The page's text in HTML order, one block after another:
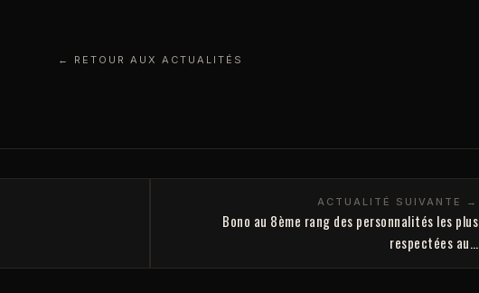
← RETOUR AUX ACTUALITÉS
ACTUALITÉ SUIVANTE →
Bono au 8ème rang des personnalités les plus
respectées au…